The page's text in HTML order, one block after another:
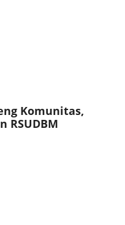
Komunitas,
RSUDBM